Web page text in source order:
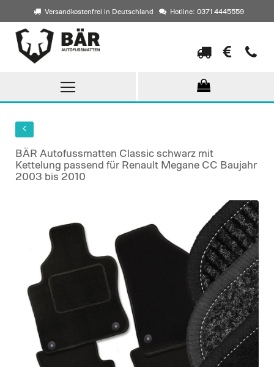
Versandkostenfrei in Deutschland Hotline: 0371 4445559
Direkt
zum
Inhalt
BÄR Autofussmatten Classic schwarz mit
Kettelung passend für Renault Megane CC Baujahr
2003 bis 2010
images
gallery